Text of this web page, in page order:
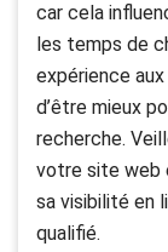
car cela
les temps de
expérience
d’être mieux
recherche.
votre site web
sa visibilité en
qualifié.